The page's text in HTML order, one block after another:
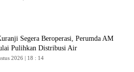
Segera Beroperasi, Perumda AM
Pulihkan Distribusi Air
2026 | 18 : 14